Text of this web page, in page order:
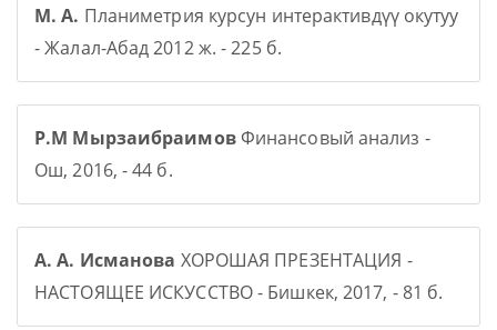
М. А. Планиметрия курсун интерактивдүү окутуу
- Жалал-Абад 2012 ж. - 225 б.
Р.М МырзаибраимовФинансовый анализ -
Ош, 2016, - 44 б.
А. А. Исманова ХОРОШАЯ ПРЕЗЕНТАЦИЯ -
НАСТОЯЩЕЕ ИСКУССТВО - Бишкек, 2017, - 81 б.